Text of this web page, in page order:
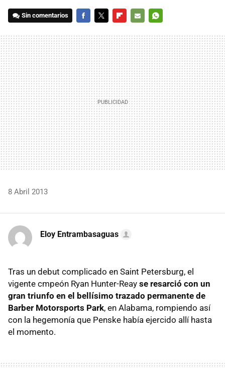
Sin comentarios
MAIL
8 Abril 2013
Eloy Entrambasaguas
Tras un debut complicado en Saint Petersburg, el
vigente cmpeón Ryan Hunter-Reay se resarció con un
gran triunfo en el bellísimo trazado permanente de
Barber Motorsports Park, en Alabama, rompiendo así
con la hegemonía que Penske había ejercido allí hasta
el momento.